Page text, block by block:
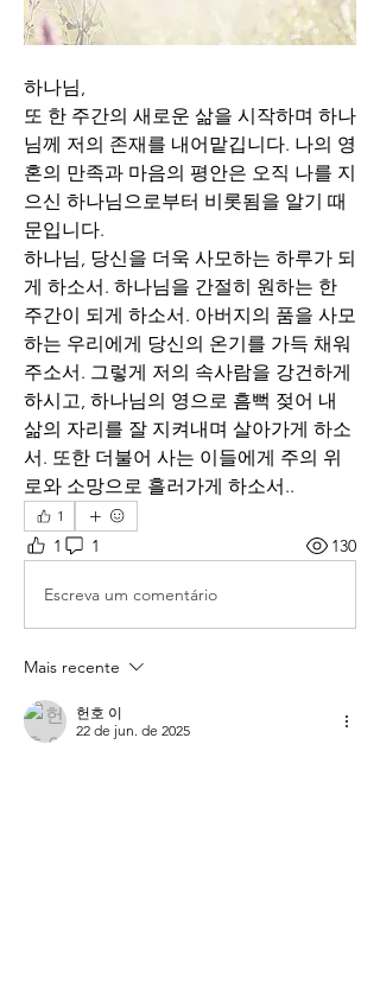
하나님,
또 한 주간의 새로운 삶을 시작하며 하나
님께 저의 존재를 내어맡깁니다. 나의 영
혼의 만족과 마음의 평안은 오직 나를 지
으신 하나님으로부터 비롯됨을 알기 때
문입니다.
하나님, 당신을 더욱 사모하는 하루가 되
게 하소서. 하나님을 간절히 원하는 한
주간이 되게 하소서. 아버지의 품을 사모
하는 우리에게 당신의 온기를 가득 채워
주소서. 그렇게 저의 속사람을 강건하게
하시고, 하나님의 영으로 흠뻑 젖어 내
삶의 자리를 잘 지켜내며 살아가게 하소
서. 또한 더불어 사는 이들에게 주의 위
로와 소망으로 흘러가게 하소서..
1
1 1 130
Escreva um comentário
Mais recente
헌호 이
22 de jun. de 2025